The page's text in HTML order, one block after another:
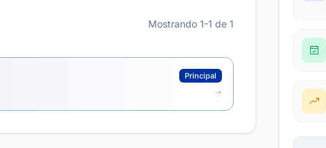
Mostrando 1-1 de 1
Principal